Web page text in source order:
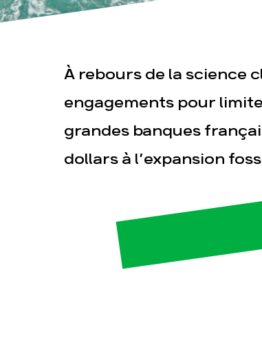
Espace presse
À rebours de la science
engagements pour
grandes banques
dollars à l’expansion